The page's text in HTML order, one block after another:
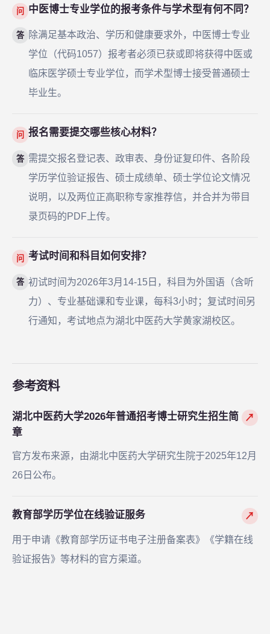
问 中医博士专业学位的报考条件与学术型有何不同？
答 除满足基本政治、学历和健康要求外，中医博士专业
学位（代码1057）报考者必须已获或即将获得中医或
临床医学硕士专业学位，而学术型博士接受普通硕士
毕业生。
问 报名需要提交哪些核心材料？
答 需提交报名登记表、政审表、身份证复印件、各阶段
学历学位验证报告、硕士成绩单、硕士学位论文情况
说明，以及两位正高职称专家推荐信，并合并为带目
录页码的PDF上传。
问 考试时间和科目如何安排？
答 初试时间为2026年3月14-15日，科目为外国语（含听
力）、专业基础课和专业课，每科3小时；复试时间另
行通知，考试地点为湖北中医药大学黄家湖校区。
参考资料
湖北中医药大学2026年普通招考博士研究生招生简
章
↗
官方发布来源，由湖北中医药大学研究生院于2025年12月
26日公布。
教育部学历学位在线验证服务 ↗
用于申请《教育部学历证书电子注册备案表》《学籍在线
验证报告》等材料的官方渠道。